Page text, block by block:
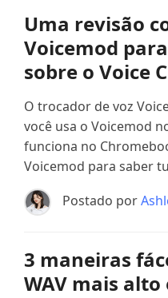
Uma revisão
Voicemod
sobre o Voice
O trocador de voz
você usa o Voicemod
funciona no
Voicemod para saber
Postado por
3 maneiras
WAV mais alto